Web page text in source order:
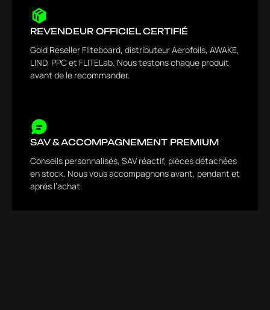
REVENDEUR OFFICIEL CERTIFIÉ
Gold Reseller Fliteboard, distributeur Aerofoils, AWAKE,
LIND, PPC et FLITELab. Nous testons chaque produit
avant de le recommander.
SAV & ACCOMPAGNEMENT PREMIUM
Conseils personnalisés, SAV réactif, pièces détachées
en stock. Nous vous accompagnons avant, pendant et
après l’achat.